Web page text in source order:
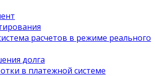
расчетов в режиме реального
долга
в платежной системе